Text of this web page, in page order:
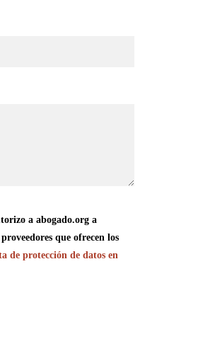
a abogado.org a
que ofrecen los
de protección de datos en